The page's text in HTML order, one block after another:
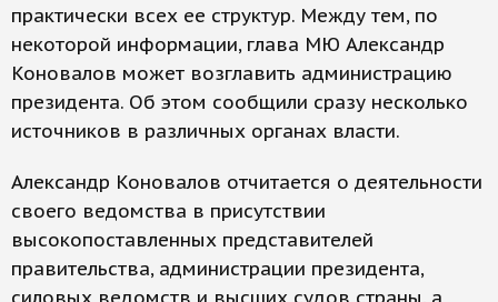
практически всех ее структур. Между тем, по
некоторой информации, глава МЮ Александр
Коновалов может возглавить администрацию
президента. Об этом сообщили сразу несколько
источников в различных органах власти.
Александр Коновалов отчитается о деятельности
своего ведомства в присутствии
высокопоставленных представителей
правительства, администрации президента,